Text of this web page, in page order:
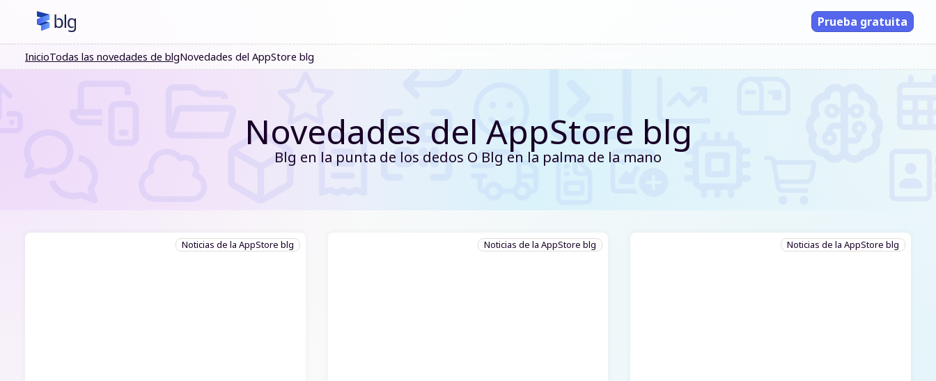
Prueba gratuita
InicioTodas las novedades de blgNovedades del AppStore blg
Novedades del AppStore blg
Blg en la punta de los dedos O Blg en la palma de la mano
Noticias de la AppStore blg Noticias de la AppStore blg Noticias de la AppStore blg